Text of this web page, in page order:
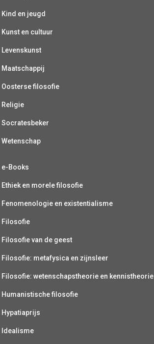
Kind en jeugd
Kunst en cultuur
Levenskunst
Maatschappij
Oosterse filosofie
Religie
Socratesbeker
Wetenschap
e-Books
Ethiek en morele filosofie
Fenomenologie en existentialisme
Filosofie
Filosofie van de geest
Filosofie: metafysica en zijnsleer
Filosofie: wetenschapstheorie en kennistheorie
Humanistische filosofie
Hypatiaprijs
Idealisme